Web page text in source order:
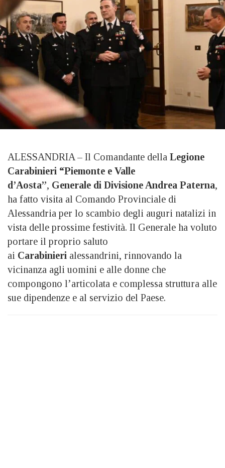
ALESSANDRIA – Il Comandante della Legione
Carabinieri “Piemonte e Valle
d’Aosta”, Generale di Divisione Andrea Paterna,
ha fatto visita al Comando Provinciale di
Alessandria per lo scambio degli auguri natalizi in
vista delle prossime festività. Il Generale ha voluto
portare il proprio saluto
ai Carabinieri alessandrini, rinnovando la
vicinanza agli uomini e alle donne che
compongono l’articolata e complessa struttura alle
sue dipendenze e al servizio del Paese.